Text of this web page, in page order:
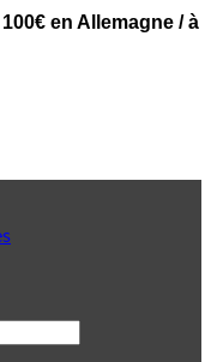
en Allemagne / à